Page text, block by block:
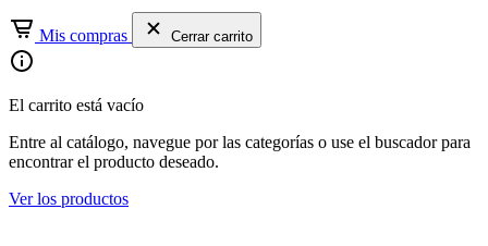
Mis compras Cerrar carrito
El carrito está vacío
Entre al catálogo, navegue por las categorías o use el buscador para
encontrar el producto deseado.
Ver los productos